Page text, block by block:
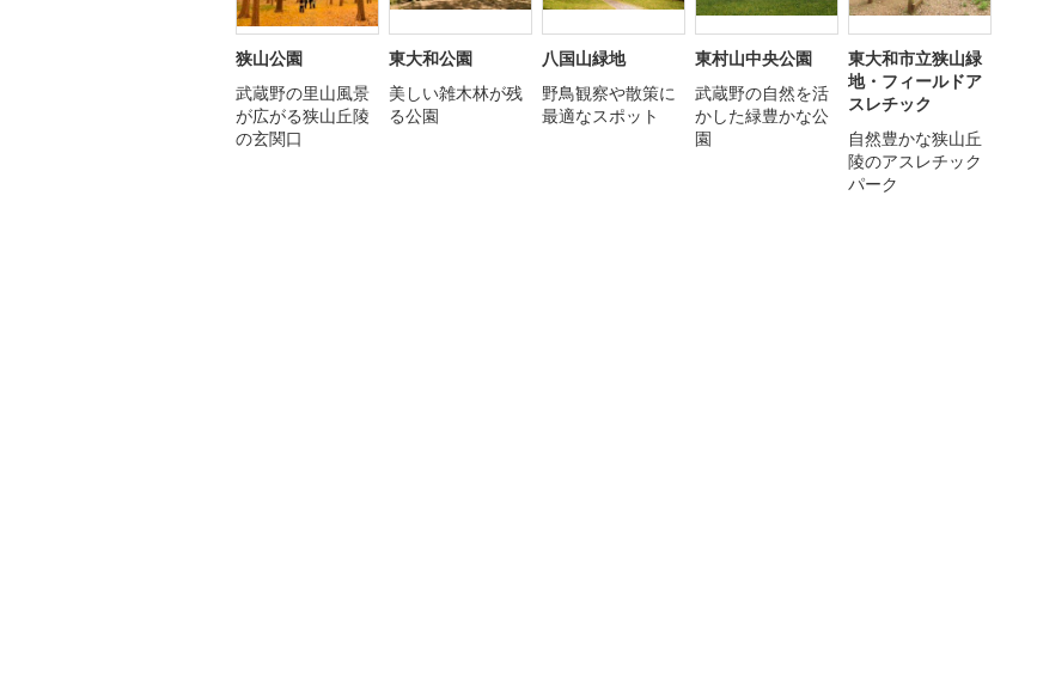
狭山公園
武蔵野の里山風景
が広がる狭山丘陵
の玄関口
東大和公園
美しい雑木林が残
る公園
八国山緑地
野鳥観察や散策に
最適なスポット
東村山中央公園
武蔵野の自然を活
かした緑豊かな公
園
東大和市立狭山緑
地・フィールドア
スレチック
自然豊かな狭山丘
陵のアスレチック
パーク